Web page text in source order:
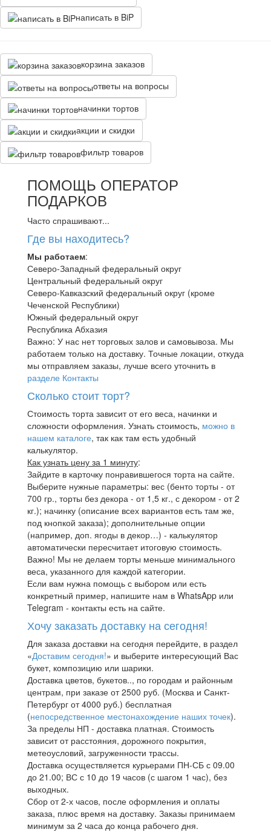
написать в BiP
корзина заказов
ответы на вопросы
начинки тортов
акции и скидки
фильтр товаров
ПОМОЩЬ ОПЕРАТОР
ПОДАРКОВ
Часто спрашивают...
Где вы находитесь?
Мы работаем:
Северо-Западный федеральный округ
Центральный федеральный округ
Северо-Кавказский федеральный округ (кроме
Чеченской Республики)
Южный федеральный округ
Республика Абхазия
Важно: У нас нет торговых залов и самовывоза. Мы
работаем только на доставку. Точные локации, откуда
мы отправляем заказы, лучше всего уточнить в
разделе Контакты
Сколько стоит торт?
Стоимость торта зависит от его веса, начинки и
сложности оформления. Узнать стоимость, можно в
нашем каталоге, так как там есть удобный
калькулятор.
Как узнать цену за 1 минуту:
Зайдите в карточку понравившегося торта на сайте.
Выберите нужные параметры: вес (бенто торты - от
700 гр., торты без декора - от 1,5 кг., с декором - от 2
кг.); начинку (описание всех вариантов есть там же,
под кнопкой заказа); дополнительные опции
(например, доп. ягоды в декор…) - калькулятор
автоматически пересчитает итоговую стоимость.
Важно! Мы не делаем торты меньше минимального
веса, указанного для каждой категории.
Если вам нужна помощь с выбором или есть
конкретный пример, напишите нам в WhatsApp или
Telegram - контакты есть на сайте.
Хочу заказать доставку на сегодня!
Для заказа доставки на сегодня перейдите, в раздел
«Доставим сегодня!» и выберите интересующий Вас
букет, композицию или шарики.
Доставка цветов, букетов.., по городам и районным
центрам, при заказе от 2500 руб. (Москва и Санкт-
Петербург от 4000 руб.) бесплатная
(непосредственное местонахождение наших точек).
За пределы НП - доставка платная. Стоимость
зависит от расстояния, дорожного покрытия,
метеоусловий, загруженности трассы.
Доставка осуществляется курьерами ПН-СБ с 09.00
до 21.00; ВС с 10 до 19 часов (с шагом 1 час), без
выходных.
Сбор от 2-х часов, после оформления и оплаты
заказа, плюс время на доставку. Заказы принимаем
минимум за 2 часа до конца рабочего дня.